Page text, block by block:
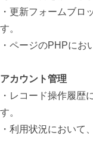
・更新フォームブ
す。
・ページのPHPに
アカウント管理
・レコード操作履
す。
・利用状況において